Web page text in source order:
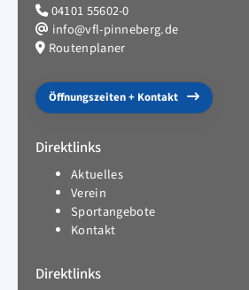
04101 55602-0
info@vfl-pinneberg.de
Routenplaner
Öffnungszeiten + Kontakt
Direktlinks
Aktuelles
Verein
Sportangebote
Kontakt
Direktlinks